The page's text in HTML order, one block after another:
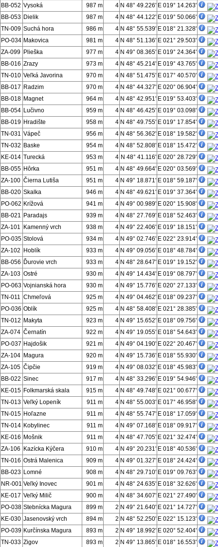
BB-052 Vysoká 987 m 4 N 48° 49.226' E 019° 14.263'
BB-053 Dielik 987 m 4 N 48° 44.122' E 019° 50.066'
TN-009 Suchá hora 986 m 4 N 48° 55.539' E 018° 21.328'
PO-034 Makovica 981 m 4 N 48° 51.136' E 021° 29.503'
ZA-099 Plieška 977 m 4 N 49° 08.365' E 019° 24.364'
BB-016 Zrazy 973 m 4 N 48° 45.214' E 019° 43.765'
TN-010 Veľká Javorina 970 m 4 N 48° 51.475' E 017° 40.570'
BB-017 Radzim 970 m 4 N 48° 44.327' E 020° 06.904'
BB-018 Magnet 964 m 4 N 48° 42.951' E 019° 53.403'
BB-054 Lučivno 959 m 4 N 48° 46.425' E 019° 03.098'
BB-019 Hradište 958 m 4 N 48° 49.755' E 019° 17.854'
TN-031 Vápeč 956 m 4 N 48° 56.362' E 018° 19.582'
TN-032 Baske 954 m 4 N 48° 52.808' E 018° 15.472'
KE-014 Turecká 953 m 4 N 48° 41.116' E 020° 28.729'
BB-055 Hôrka 951 m 4 N 48° 49.664' E 020° 03.569'
ZA-100 Čierna Lutiša 951 m 4 N 49° 18.871' E 018° 59.187'
BB-020 Skalka 946 m 4 N 48° 49.621' E 019° 37.364'
PO-062 Krížová 941 m 4 N 49° 00.989' E 020° 15.908'
BB-021 Paradajs 939 m 4 N 48° 27.769' E 018° 52.463'
ZA-101
Kamenný vrch 938 m 4 N 49° 22.406' E 019° 18.151'
PO-035 Stolová 934 m 4 N 49° 02.746' E 022° 23.914'
ZA-102
Hoblík 933 m 4 N 49° 09.056' E 018° 48.784'
BB-056 Ďurovie vrch 933 m 4 N 48° 28.647' E 019° 19.152'
ZA-103 Ostré 930 m 4 N 49° 14.434' E 019° 08.797'
PO-063 Vojnianská hora 930 m 4 N 49° 15.776' E 020° 27.133'
TN-011 Chmeľová 925 m 4 N 49° 04.462' E 018° 09.237'
PO-036 Oblík 925 m 4 N 48° 58.408' E 021° 28.385'
TN-012 Makyta 923 m 4 N 49° 15.652' E 018° 09.756'
ZA-074 Černatín 922 m 4 N 49° 19.055' E 018° 54.643'
PO-037 Hajdošik 921 m 4 N 49° 04.190' E 022° 20.467'
ZA-104 Magura 920 m 4 N 49° 15.736' E 018° 55.930'
ZA-105 Čipčie 919 m 4 N 49° 08.032' E 018° 45.983'
BB-022 Sinec 917 m 4 N 48° 33.296' E 019° 54.946'
KE-015 Folkmarská skala 915 m 4 N 48° 49.748' E 021° 00.677'
TN-013 Veľký Lopeník 911 m 4 N 48° 55.003' E 017° 46.958'
TN-015 Hoľazne 911 m 4 N 48° 55.747' E 018° 17.059'
TN-014 Kobylinec 911 m 4 N 49° 07.168' E 018° 09.917'
KE-016 Mošnik 911 m 4 N 48° 47.705' E 021° 32.474'
ZA-106
Kazícka Kýčera 910 m 4 N 49° 20.231' E 018° 40.536'
TN-016 Ostrá Malenica 909 m 4 N 49° 01.327' E 018° 24.424'
BB-023 Lomné 908 m 4 N 48° 29.710' E 019° 09.763'
NR-001 Veľký Inovec 901 m 4 N 48° 24.635' E 018° 32.626'
KE-017 Veľký Milič 900 m 4 N 48° 34.607' E 021° 27.490'
PO-038 Stebnícka Magura 899 m 2 N 49° 21.640' E 021° 14.727'
KE-030 Jasenovský vrch 894 m 2 N 48° 52.250' E 022° 15.123'
PO-039 Kurčínska Magura 893 m 2 N 49° 18.992' E 020° 52.404'
TN-033 Zigov 893 m 2 N 49° 13.865' E 018° 16.553'